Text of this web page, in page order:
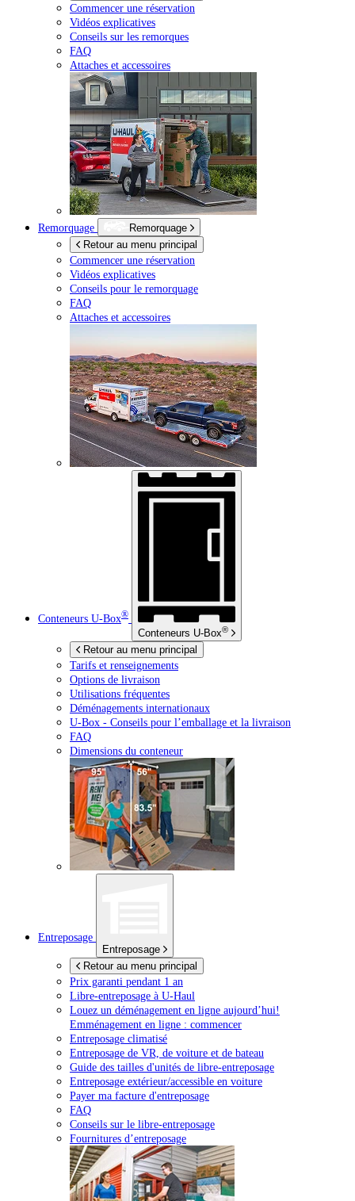
Commencer une réservation
Vidéos explicatives
Conseils sur les remorques
FAQ
Attaches et accessoires
Remorquage
Remorquage
Retour au menu principal
Commencer une réservation
Vidéos explicatives
Conseils pour le remorquage
FAQ
Attaches et accessoires
Conteneurs U-Box®
Conteneurs U-Box®
Retour au menu principal
Tarifs et renseignements
Options de livraison
Utilisations fréquentes
Déménagements internationaux
U-Box - Conseils pour l’emballage et la livraison
FAQ
Dimensions du conteneur
Entreposage
Entreposage
Retour au menu principal
Prix garanti pendant 1 an
Libre-entreposage à U-Haul
Louez un déménagement en ligne aujourd’hui!
Emménagement en ligne : commencer
Entreposage climatisé
Entreposage de VR, de voiture et de bateau
Guide des tailles d'unités de libre-entreposage
Entreposage extérieur/accessible en voiture
Payer ma facture d'entreposage
FAQ
Conseils sur le libre-entreposage
Fournitures d’entreposage